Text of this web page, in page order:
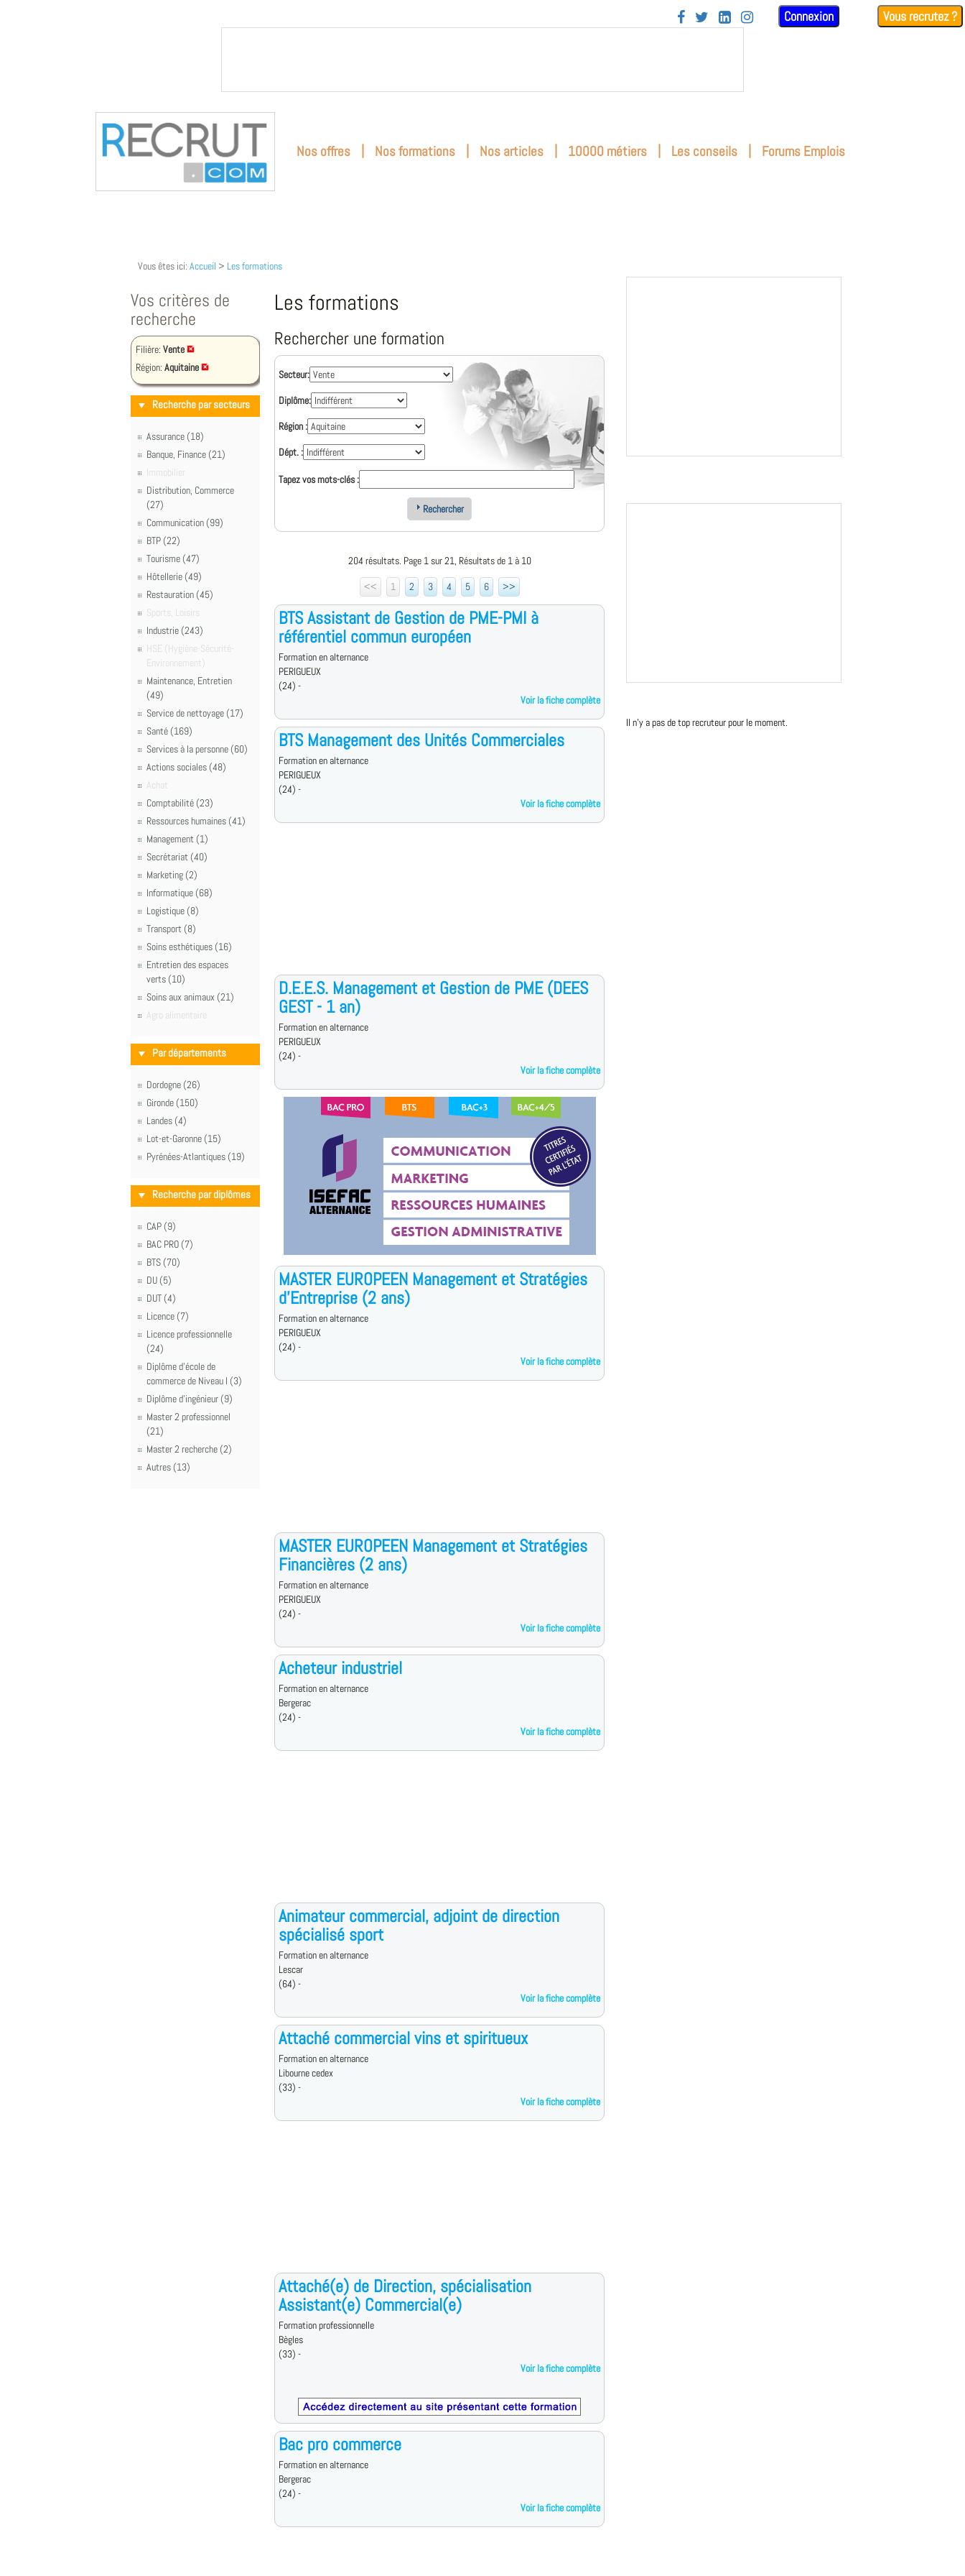
    Connexion Vous recrutez ?
Nos offres | Nos formations | Nos articles | 10000 métiers | Les conseils | Forums Emplois
Vous êtes ici: Accueil > Les formations
Vos critères de
recherche
Filière: Vente
Région: Aquitaine
Recherche par secteurs
Assurance (18)
Banque, Finance (21)
Immobilier
Distribution, Commerce
(27)
Communication (99)
BTP (22)
Tourisme (47)
Hôtellerie (49)
Restauration (45)
Sports, Loisirs
Industrie (243)
HSE (Hygiène-Sécurité-
Environnement)
Maintenance, Entretien
(49)
Service de nettoyage (17)
Santé (169)
Services à la personne (60)
Actions sociales (48)
Achat
Comptabilité (23)
Ressources humaines (41)
Management (1)
Secrétariat (40)
Marketing (2)
Informatique (68)
Logistique (8)
Transport (8)
Soins esthétiques (16)
Entretien des espaces
verts (10)
Soins aux animaux (21)
Agro alimentaire
Par départements
Dordogne (26)
Gironde (150)
Landes (4)
Lot-et-Garonne (15)
Pyrénées-Atlantiques (19)
Recherche par diplômes
CAP (9)
BAC PRO (7)
BTS (70)
DU (5)
DUT (4)
Licence (7)
Licence professionnelle
(24)
Diplôme d'école de
commerce de Niveau I (3)
Diplôme d'ingénieur (9)
Master 2 professionnel
(21)
Master 2 recherche (2)
Autres (13)
Les formations
Rechercher une formation
Secteur:
Diplôme:
Région :
Dépt. :
Tapez vos mots-clés :
Rechercher
204 résultats. Page 1 sur 21, Résultats de 1 à 10
<<
1 2 3 4 5 6 >>
BTS Assistant de Gestion de PME-PMI à
référentiel commun européen
Formation en alternance
PERIGUEUX
(24) -
Voir la fiche complète
BTS Management des Unités Commerciales
Formation en alternance
PERIGUEUX
(24) -
Voir la fiche complète
D.E.E.S. Management et Gestion de PME (DEES
GEST - 1 an)
Formation en alternance
PERIGUEUX
(24) -
Voir la fiche complète
MASTER EUROPEEN Management et Stratégies
d'Entreprise (2 ans)
Formation en alternance
PERIGUEUX
(24) -
Voir la fiche complète
MASTER EUROPEEN Management et Stratégies
Financières (2 ans)
Formation en alternance
PERIGUEUX
(24) -
Voir la fiche complète
Acheteur industriel
Formation en alternance
Bergerac
(24) -
Voir la fiche complète
Animateur commercial, adjoint de direction
spécialisé sport
Formation en alternance
Lescar
(64) -
Voir la fiche complète
Attaché commercial vins et spiritueux
Formation en alternance
Libourne cedex
(33) -
Voir la fiche complète
Attaché(e) de Direction, spécialisation
Assistant(e) Commercial(e)
Formation professionnelle
Bègles
(33) -
Voir la fiche complète
Bac pro commerce
Formation en alternance
Bergerac
(24) -
Voir la fiche complète
Il n'y a pas de top recruteur pour le moment.